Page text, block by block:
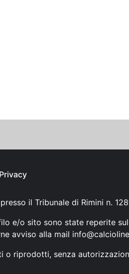
Privacy
il Tribunale di Rimini n.
e/o sito sono state reperite
avviso alla mail
riprodotti, senza